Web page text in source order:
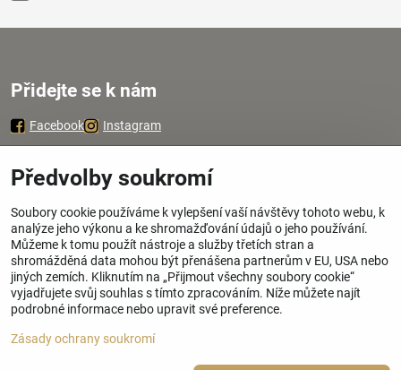
Přidejte se k nám
Facebook Instagram
Zavoláme Vám zpátky
Váš telefon*
Odeslat
Předvolby soukromí
Soubory cookie používáme k vylepšení vaší návštěvy tohoto webu, k
analýze jeho výkonu a ke shromažďování údajů o jeho používání.
Můžeme k tomu použít nástroje a služby třetích stran a
shromážděná data mohou být přenášena partnerům v EU, USA nebo
jiných zemích. Kliknutím na „Přijmout všechny soubory cookie“
vyjadřujete svůj souhlas s tímto zpracováním. Níže můžete najít
podrobné informace nebo upravit své preference.
Zásady ochrany soukromí